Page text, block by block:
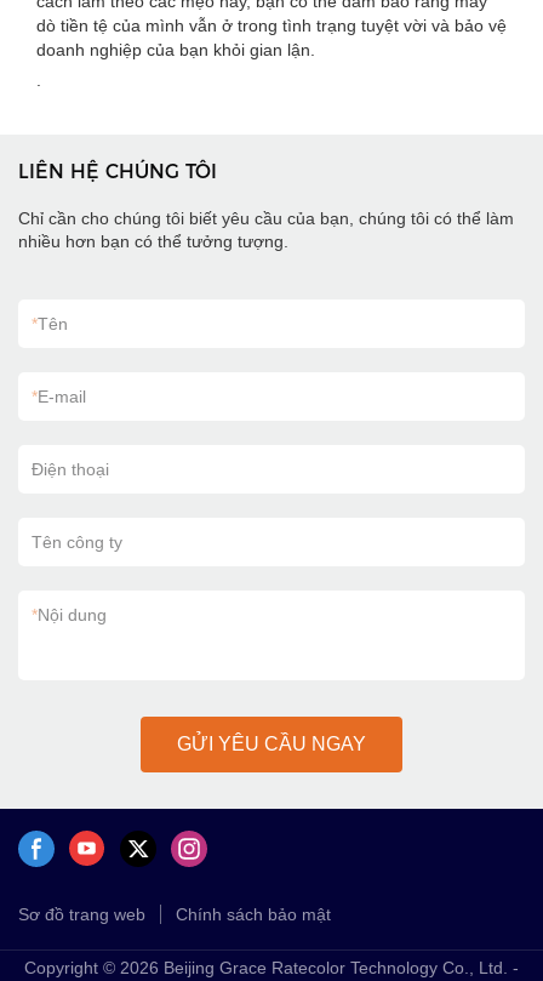
dò tiền tệ của mình vẫn ở trong tình trạng tuyệt vời và bảo vệ
doanh nghiệp của bạn khỏi gian lận.
LIÊN HỆ CHÚNG TÔI
Chỉ cần cho chúng tôi biết yêu cầu của bạn, chúng tôi có thể làm
nhiều hơn bạn có thể tưởng tượng.
*Tên
*E-mail
Điện thoại
Tên công ty
*Nội dung
GỬI YÊU CẦU NGAY
Sơ đồ trang web Chính sách bảo mật
Copyright © 2026 Beijing Grace Ratecolor Technology Co., Ltd. -